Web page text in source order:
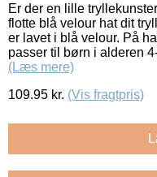
Er der en lille
flotte blå velour hat dit
er lavet i blå velour. På
passer til børn i alderen
(Læs mere)
109.95 kr. (Vis fragtpris)